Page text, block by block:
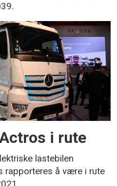
i rute
lastebilen
rapporteres å være i rute